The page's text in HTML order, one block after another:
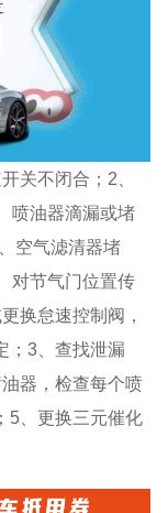
关不闭合；2、
喷油器滴漏或堵
空气滤清器堵
对节气门位置传
换怠速控制阀，
；3、查找泄漏
器，检查每个喷
5、更换三元催化